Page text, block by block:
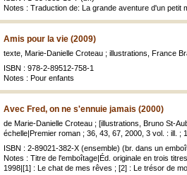
Notes : Traduction de: La grande aventure d'un petit
Amis pour la vie (2009)
texte, Marie-Danielle Croteau ; illustrations, France
ISBN : 978-2-89512-758-1
Notes : Pour enfants
Avec Fred, on ne s'ennuie jamais (2000)
de Marie-Danielle Croteau ; [illustrations, Bruno St-
échelle|Premier roman ; 36, 43, 67, 2000, 3 vol. : ill. ;
ISBN : 2-89021-382-X (ensemble) (br. dans un
Notes : Titre de l'emboîtage|Éd. originale en trois
1998|[1] : Le chat de mes rêves ; [2] : Le trésor de